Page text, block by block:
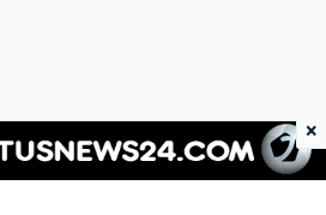
Juventus News 24
×